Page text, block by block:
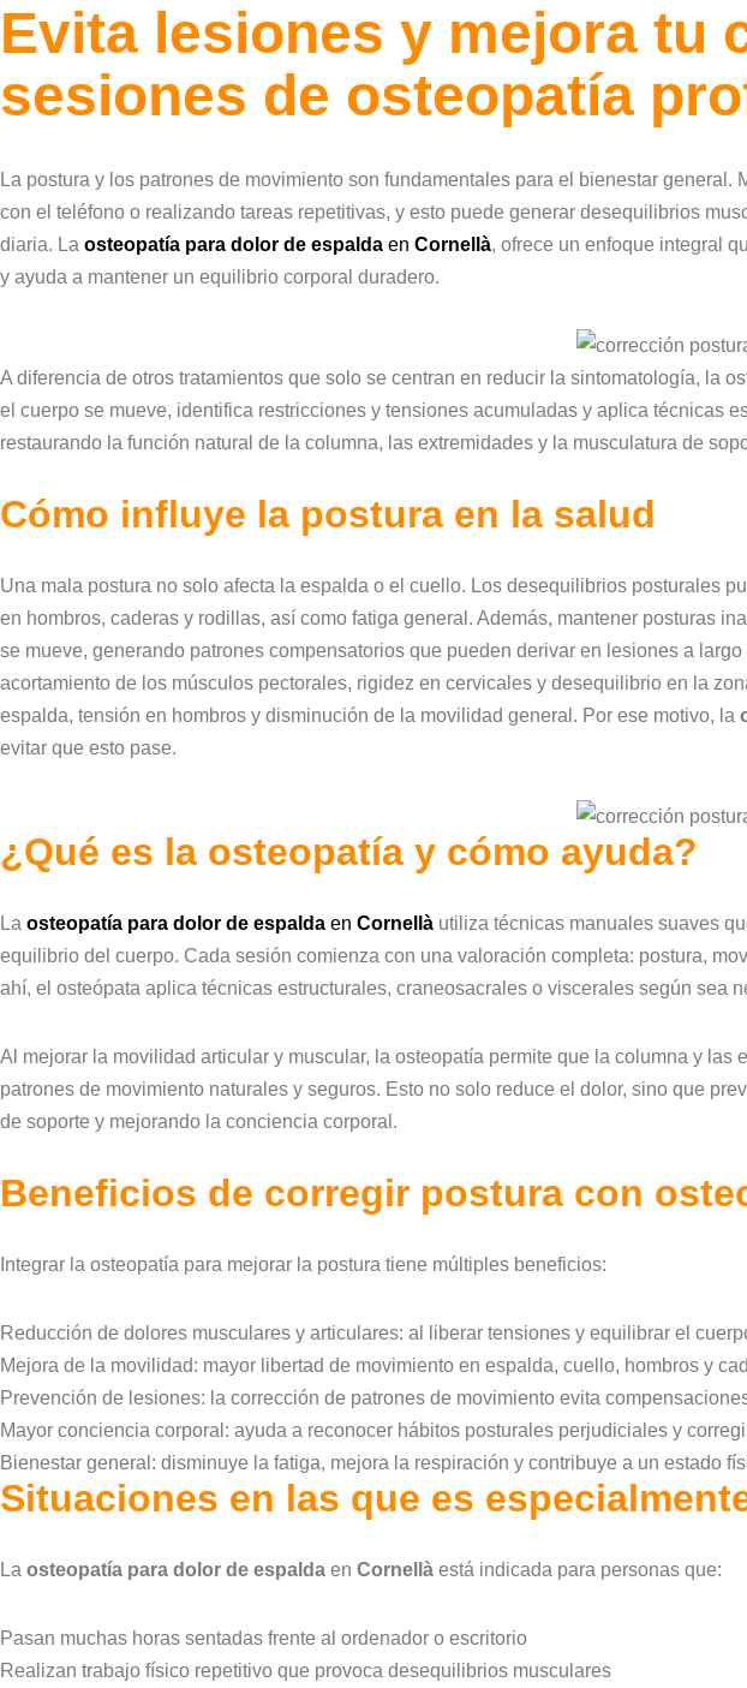
Evita lesiones y mejora tu
sesiones de osteopatía
La postura y los patrones de movimiento son fundamentales para el bienestar
con el teléfono o realizando tareas repetitivas, y esto puede generar desequilibrios
diaria. La osteopatía para dolor de espalda en Cornellà, ofrece un enfoque integral
y ayuda a mantener un equilibrio corporal duradero.
A diferencia de otros tratamientos que solo se centran en reducir la sintomatología, la
el cuerpo se mueve, identifica restricciones y tensiones acumuladas y aplica técnicas
restaurando la función natural de la columna, las extremidades y la musculatura de
Cómo influye la postura en la salud
Una mala postura no solo afecta la espalda o el cuello. Los desequilibrios posturales
en hombros, caderas y rodillas, así como fatiga general. Además, mantener posturas
se mueve, generando patrones compensatorios que pueden derivar en lesiones a
acortamiento de los músculos pectorales, rigidez en cervicales y desequilibrio en la
espalda, tensión en hombros y disminución de la movilidad general. Por ese motivo, la
evitar que esto pase.
¿Qué es la osteopatía y cómo ayuda?
La osteopatía para dolor de espalda en Cornellà utiliza técnicas manuales suaves
equilibrio del cuerpo. Cada sesión comienza con una valoración completa: postura,
ahí, el osteópata aplica técnicas estructurales, craneosacrales o viscerales según sea
Al mejorar la movilidad articular y muscular, la osteopatía permite que la columna y
patrones de movimiento naturales y seguros. Esto no solo reduce el dolor, sino que
de soporte y mejorando la conciencia corporal.
Beneficios de corregir postura con
Integrar la osteopatía para mejorar la postura tiene múltiples beneficios:
Reducción de dolores musculares y articulares: al liberar tensiones y equilibrar el
Mejora de la movilidad: mayor libertad de movimiento en espalda, cuello, hombros y
Prevención de lesiones: la corrección de patrones de movimiento evita
Mayor conciencia corporal: ayuda a reconocer hábitos posturales perjudiciales y
Bienestar general: disminuye la fatiga, mejora la respiración y contribuye a un estado
Situaciones en las que es
La osteopatía para dolor de espalda en Cornellà está indicada para personas que:
Pasan muchas horas sentadas frente al ordenador o escritorio
Realizan trabajo físico repetitivo que provoca desequilibrios musculares